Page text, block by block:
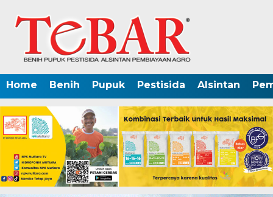
Home Benih Pupuk Pestisida Alsintan